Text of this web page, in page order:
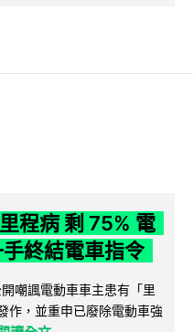
程病 剩 75% 電
終結電車指令
嘲諷電動車車主患有「里
作，並重申已廢除電動車強